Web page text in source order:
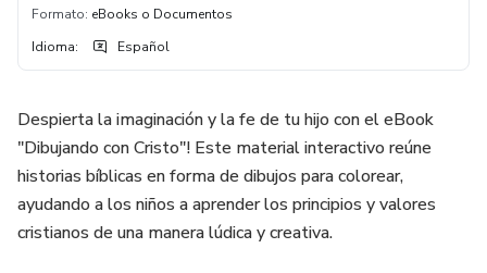
Formato: eBooks o Documentos
Idioma: Español
Despierta la imaginación y la fe de tu hijo con el eBook
"Dibujando con Cristo"! Este material interactivo reúne
historias bíblicas en forma de dibujos para colorear,
ayudando a los niños a aprender los principios y valores
cristianos de una manera lúdica y creativa.